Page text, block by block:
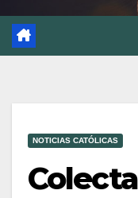
NOTICIAS CATÓLICAS